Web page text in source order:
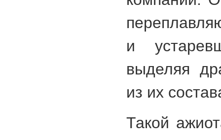
и
выделяя
из их
Такой